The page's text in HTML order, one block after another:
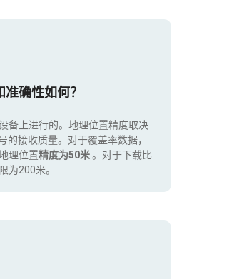
确性如何？
备上进行的。地理位置精度取决
的接收质量。对于覆盖率数据，
理位置精度为50米。对于下载比
为200米。